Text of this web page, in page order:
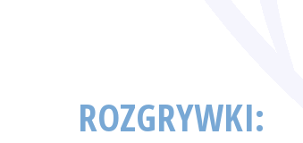
ROZGRYWKI: